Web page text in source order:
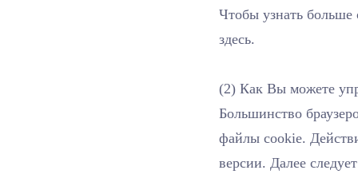
Чтобы узнать больше
здесь.
(2) Как Вы можете
Большинство
файлы cookie.
версии. Далее